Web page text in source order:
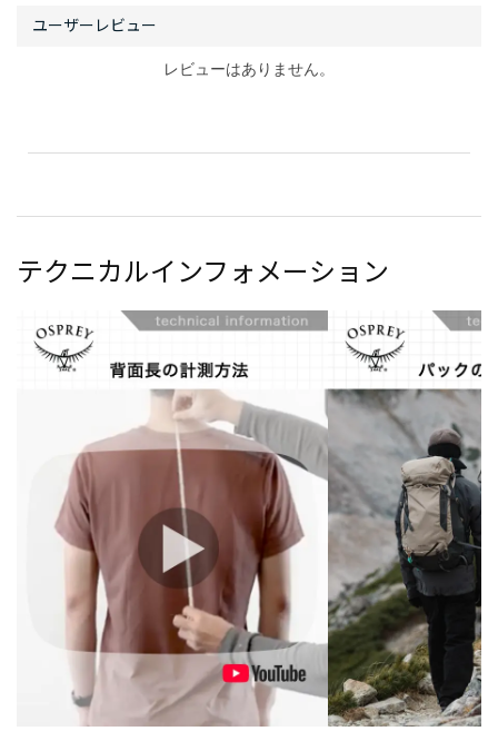
レビューはありません。
テクニカルインフォメーション